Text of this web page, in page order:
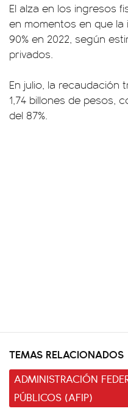
El alza en los ingresos
en momentos en que
90% en 2022, según
privados.
En julio, la recaudación
1,74 billones de pesos,
del 87%.
TEMAS RELACIONADOS
ADMINISTRACIÓN
PÚBLICOS (AFIP)